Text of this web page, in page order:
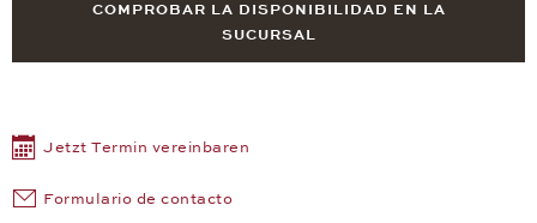
COMPROBAR LA DISPONIBILIDAD EN LA
SUCURSAL
Jetzt Termin vereinbaren
Formulario de contacto